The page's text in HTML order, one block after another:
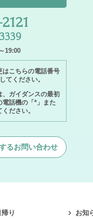
19:00
こちらの電話番号
てください。
ガイダンスの最初
話機の「*」また
ださい。
るお問い合わせ
帰り お知